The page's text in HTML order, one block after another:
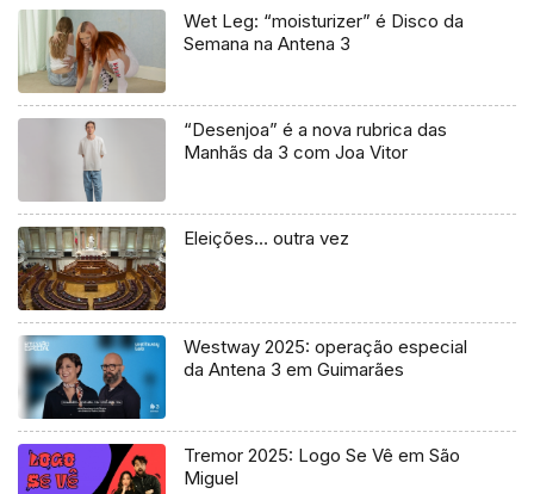
Wet Leg: “moisturizer” é Disco da
Semana na Antena 3
“Desenjoa” é a nova rubrica das
Manhãs da 3 com Joa Vitor
Eleições… outra vez
Westway 2025: operação especial
da Antena 3 em Guimarães
Tremor 2025: Logo Se Vê em São
Miguel